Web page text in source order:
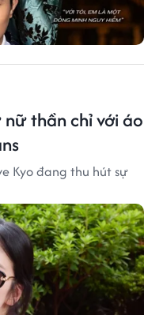
nữ thần chỉ với áo
Kyo đang thu hút sự